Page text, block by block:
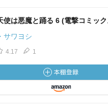
使は悪魔と踊る 6 (電撃コミッ
サワヨシ
4.17 1